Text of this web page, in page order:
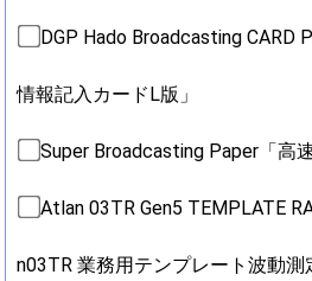
DGP Hado Broadcasting CARD
情報記入カードL版」
Super Broadcasting Paper「高
Atlan 03TR Gen5 TEMPLATE
n03TR 業務用テンプレート波動測